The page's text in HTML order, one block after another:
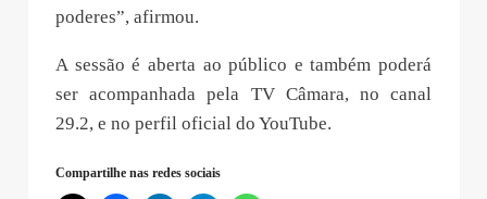
poderes”, afirmou.
A sessão é aberta ao público e também poderá
ser acompanhada pela TV Câmara, no canal
29.2, e no perfil oficial do YouTube.
Compartilhe nas redes sociais